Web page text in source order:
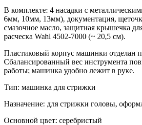
В комплекте: 4 насадки с
6мм, 10мм, 13мм), документация,
смазочное масло, защитная крышечка
расческа Wahl 4502-7000 (~ 20,5 см).
Пластиковый корпус машинки отделан
Сбалансированный вес инструмента
работы; машинка удобно лежит в руке.
Тип: машинка для стрижки
Назначение: для стрижки головы,
Основной цвет: серебристый